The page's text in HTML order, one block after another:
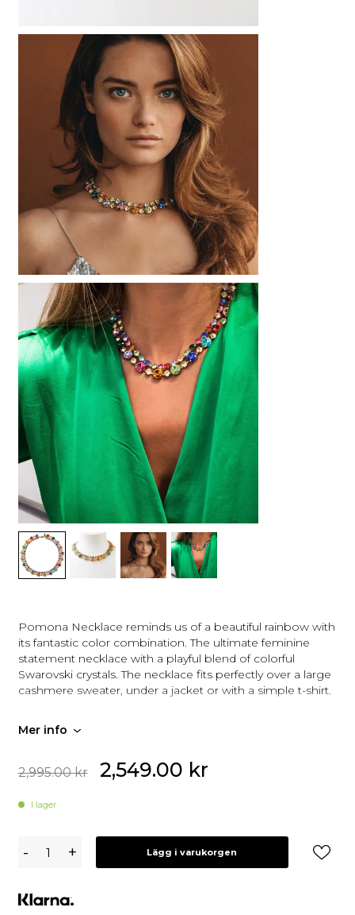
Pomona Necklace reminds us of a beautiful rainbow with
its fantastic color combination. The ultimate feminine
statement necklace with a playful blend of colorful
Swarovski crystals. The necklace fits perfectly over a large
cashmere sweater, under a jacket or with a simple t-shirt.
Plating: 18K Gold / Rhodium
Mer info
2,995.00kr 2,549.00 kr
I lager
Svedbom
Pomona
/
- + Lägg i varukorgen